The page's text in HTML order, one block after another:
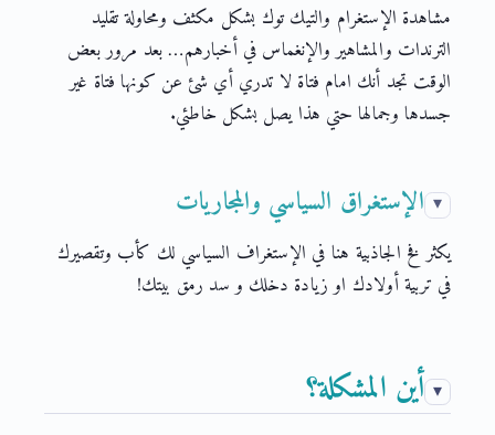
مشاهدة الإستغرام والتيك توك بشكل مكثف ومحاولة تقليد
الترندات والمشاهير والإنغماس في أخبارهم… بعد مرور بعض
الوقت تجد أنك امام فتاة لا تدري أي شئ عن كونها فتاة غير
جسدها وجمالها حتي هذا يصل بشكل خاطئي.
الإستغراق السياسي والمجاريات
يكثر فخ الجاذبية هنا في الإستغراف السياسي لك كأب وتقصيرك
في تربية أولادك او زيادة دخلك و سد رمق بيتك!
أين المشكلة؟